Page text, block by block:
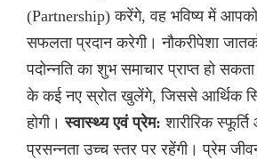
(Partnership) करेंगे, वह भविष्य में
सफलता प्रदान करेगी। नौकरीपेशा
पदोन्नति का शुभ समाचार प्राप्त हो
के कई नए स्रोत खुलेंगे, जिससे आर्थिक
होगी।स्वास्थ्य एवं प्रेम: शारीरिक
प्रसन्नता उच्च स्तर पर रहेंगी। प्रेम